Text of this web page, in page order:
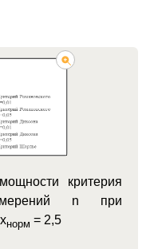
критерия
n при
норм = 2,5